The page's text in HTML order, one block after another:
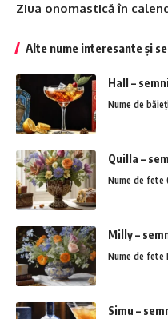
Ziua onomastică în
Alte nume interesante și
Hall –
Nume de
Quilla –
Nume de fete
Milly –
Nume de fete
Simu –